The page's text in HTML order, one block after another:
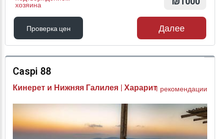
хозяина
Проверка цен
Проверка цен
Далее
Caspi 88
Кинерет и Нижняя Галилея | Харарит1 рекомендации